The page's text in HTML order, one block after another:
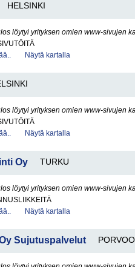
HELSINKI
löytyi yrityksen omien www-sivujen
Näytä kartalla
löytyi yrityksen omien www-sivujen
Näytä kartalla
Oy TURKU
löytyi yrityksen omien www-sivujen
Näytä kartalla
Sujutuspalvelut PORVOO